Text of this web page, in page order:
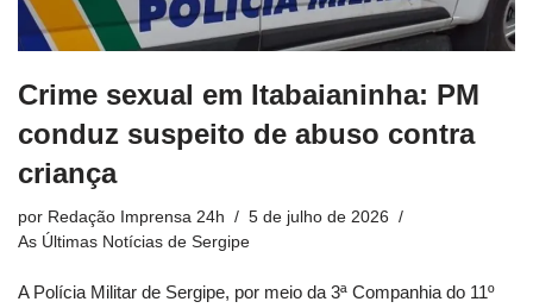
Crime sexual em Itabaianinha: PM
conduz suspeito de abuso contra
criança
por Redação Imprensa 24h
5 de julho de 2026
As Últimas Notícias de Sergipe
A Polícia Militar de Sergipe, por meio da 3ª Companhia do 11º